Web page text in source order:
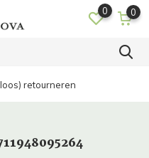
0 0
retourneren